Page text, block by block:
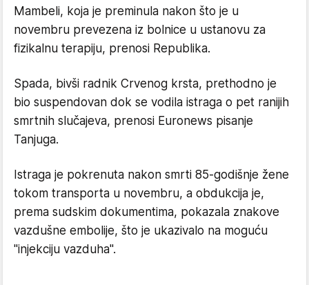
Mambeli, koja je preminula nakon što je u
novembru prevezena iz bolnice u ustanovu za
fizikalnu terapiju, prenosi Republika.
Spada, bivši radnik Crvenog krsta, prethodno je
bio suspendovan dok se vodila istraga o pet ranijih
smrtnih slučajeva, prenosi Euronews pisanje
Tanjuga.
Istraga je pokrenuta nakon smrti 85-godišnje žene
tokom transporta u novembru, a obdukcija je,
prema sudskim dokumentima, pokazala znakove
vazdušne embolije, što je ukazivalo na moguću
"injekciju vazduha".